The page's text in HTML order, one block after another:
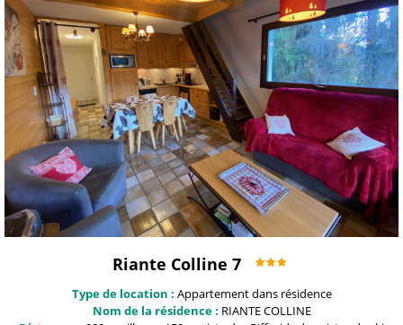
Riante Colline 7
Type de location : Appartement dans résidence
Nom de la résidence : RIANTE COLLINE